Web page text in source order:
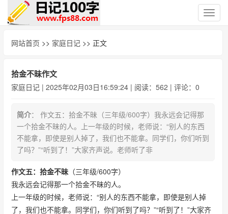
切
换
网站首页 >> 家庭日记 >> 正文
拾金不昧作文
家庭日记 | 2025年02月03日16:59:24 | 阅读：562 | 评论：0
简介： 作文五：拾金不昧（三年级/600字）我永远会记得那
一个拾金不昧的人。上一年级的时候，老师说：“别人的东西
不能拿，即使是别人掉了，我们也不能拿。同学们，你们听到
了吗？”“听到了！”大家齐声说。老师听了非
作文五：拾金不昧（三年级/600字）
我永远会记得那一个拾金不昧的人。
上一年级的时候，老师说：“别人的东西不能拿，即使是别人掉
了，我们也不能拿。同学们，你们听到了吗？”“听到了！”大家齐